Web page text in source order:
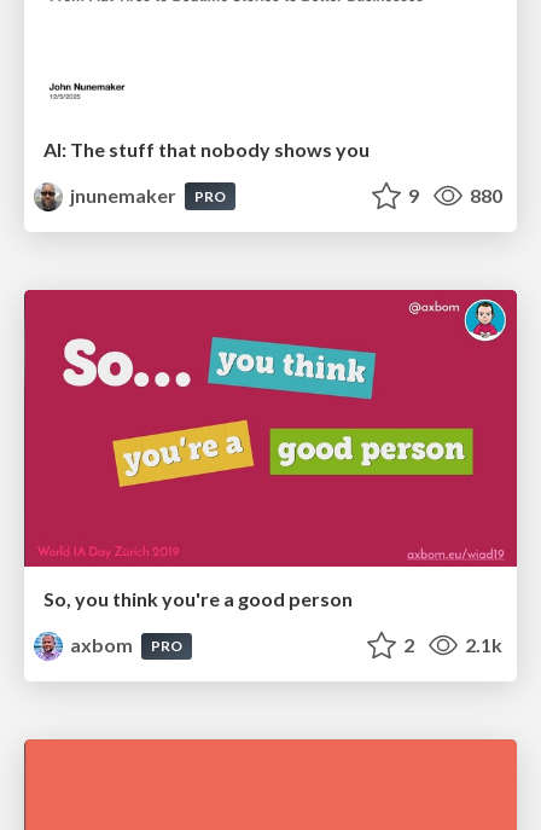
AI: The stuff that nobody shows you
jnunemaker
PRO 9 880
So, you think you're a good person
axbom
PRO 2 2.1k